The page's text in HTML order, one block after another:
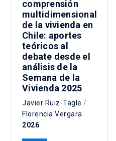
comprensión
multidimensional
de la vivienda en
Chile: aportes
teóricos al
debate desde el
análisis de la
Semana de la
Vivienda 2025
Javier Ruiz-Tagle /
Florencia Vergara
2026